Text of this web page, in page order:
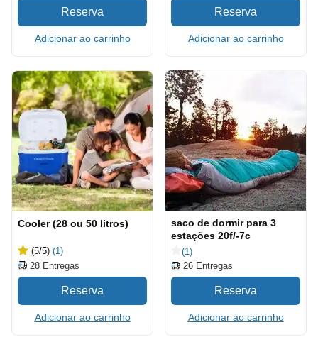
Adicionar ao carrinho Adicionar ao carrinho
Cooler (28 ou 50 litros)
(5/5) (1)
28 Entregas
Adicionar ao carrinho
saco de dormir para 3
estações 20f/-7c
(1)
26 Entregas
Adicionar ao carrinho